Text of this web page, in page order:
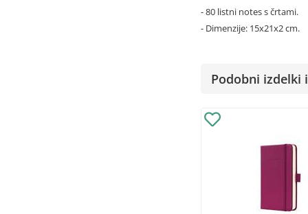
- 80 listni notes s črtami.
- Dimenzije: 15x21x2 cm.
Podobni izdelki